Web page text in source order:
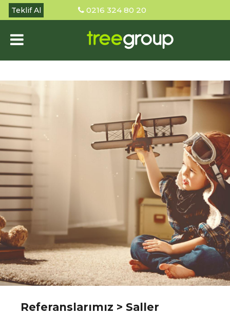
Teklif Al 0216 324 80 20
Referanslarımız > Saller